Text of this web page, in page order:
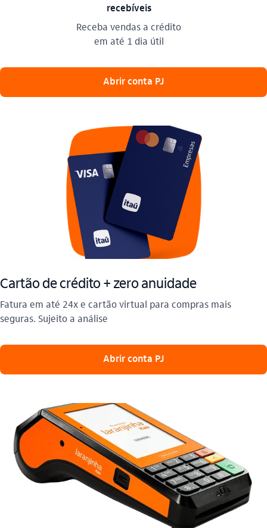
recebíveis
Receba vendas a crédito
em até 1 dia útil
Abrir conta PJ
Cartão de crédito + zero anuidade
Fatura em até 24x e cartão virtual para compras mais
seguras. Sujeito a análise
Abrir conta PJ